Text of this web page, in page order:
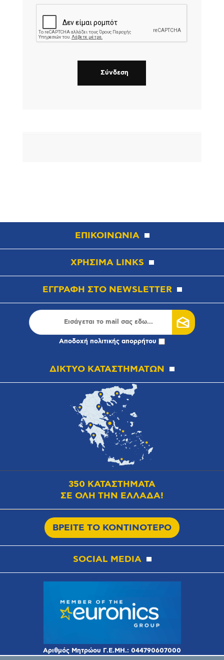
ΕΠΙΚΟΙΝΩΝΙΑ
ΧΡΗΣΙΜΑ LINKS
ΕΓΓΡΑΦΗ ΣΤΟ NEWSLETTER
Αποδοχή πολιτικής απορρήτου
ΔΙΚΤΥΟ ΚΑΤΑΣΤΗΜΑΤΩΝ
350 ΚΑΤΑΣΤΗΜΑΤΑ
ΣΕ ΟΛΗ ΤΗΝ ΕΛΛΑΔΑ!
ΒΡΕΙΤΕ ΤΟ ΚΟΝΤΙΝΟΤΕΡΟ
SOCIAL MEDIA